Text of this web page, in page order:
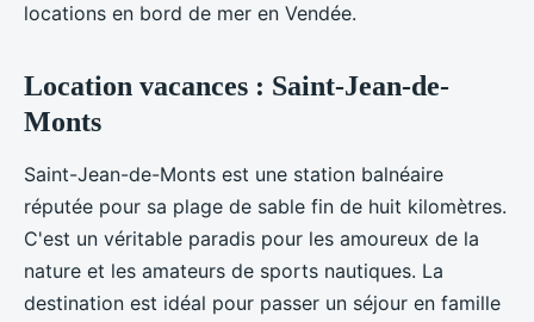
locations en bord de mer en Vendée.
Location vacances : Saint-Jean-de-
Monts
Saint-Jean-de-Monts est une station balnéaire
réputée pour sa plage de sable fin de huit kilomètres.
C'est un véritable paradis pour les amoureux de la
nature et les amateurs de sports nautiques. La
destination est idéal pour passer un séjour en famille